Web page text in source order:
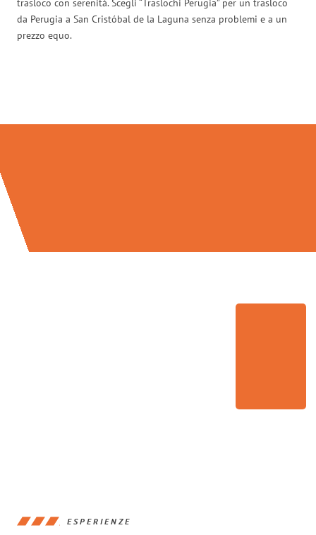
trasloco con serenità. Scegli “Traslochi Perugia” per un trasloco
da Perugia a San Cristóbal de la Laguna senza problemi e a un
prezzo equo.
ESPERIENZE